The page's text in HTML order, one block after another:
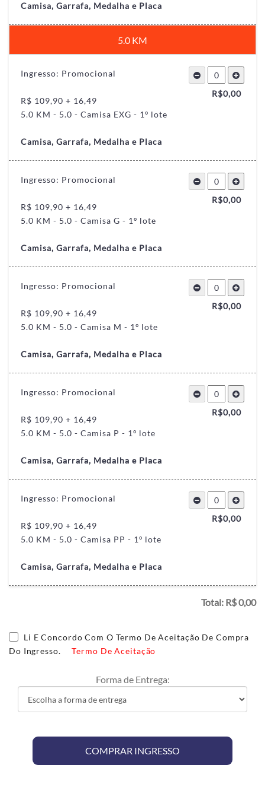
Camisa, Garrafa, Medalha e Placa
5.0 KM
R$0,00
Ingresso: Promocional
R$ 109,90 + 16,49
5.0 KM - 5.0 - Camisa EXG - 1º lote
Camisa, Garrafa, Medalha e Placa
R$0,00
Ingresso: Promocional
R$ 109,90 + 16,49
5.0 KM - 5.0 - Camisa G - 1º lote
Camisa, Garrafa, Medalha e Placa
R$0,00
Ingresso: Promocional
R$ 109,90 + 16,49
5.0 KM - 5.0 - Camisa M - 1º lote
Camisa, Garrafa, Medalha e Placa
R$0,00
Ingresso: Promocional
R$ 109,90 + 16,49
5.0 KM - 5.0 - Camisa P - 1º lote
Camisa, Garrafa, Medalha e Placa
R$0,00
Ingresso: Promocional
R$ 109,90 + 16,49
5.0 KM - 5.0 - Camisa PP - 1º lote
Camisa, Garrafa, Medalha e Placa
Total: R$0,00
Li E Concordo Com O Termo De Aceitação De Compra
Do Ingresso.
Termo De Aceitação
Forma de Entrega:
SELECIONE UM INGRESSO